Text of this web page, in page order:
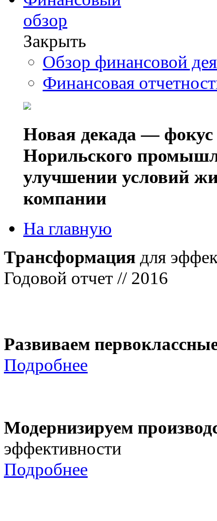
обзор
Закрыть
Обзор финансовой
Финансовая
Новая декада — фокус
Норильского
улучшении условий
компании
На главную
Трансформация для
Годовой отчет // 2016
Развиваем
Подробнее
Модернизируем
эффективности
Подробнее